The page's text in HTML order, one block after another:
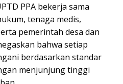
PPA bekerja sama
tenaga medis,
pemerintah desa dan
bahwa setiap
berdasarkan standar
menjunjung tinggi